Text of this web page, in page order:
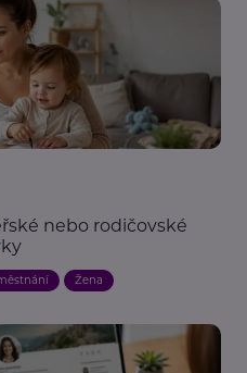
nebo rodičovské
Žena